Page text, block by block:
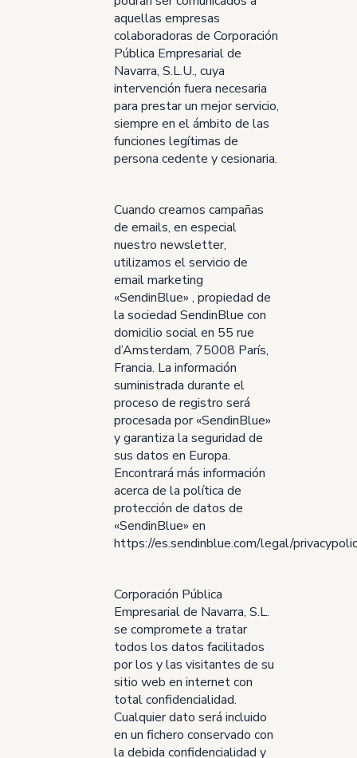
aquellas empresas
colaboradoras de Corporación
Pública Empresarial de
Navarra, S.L.U., cuya
intervención fuera necesaria
para prestar un mejor servicio,
siempre en el ámbito de las
funciones legítimas de
persona cedente y cesionaria.
Cuando creamos campañas
de emails, en especial
nuestro newsletter,
utilizamos el servicio de
email marketing
«SendinBlue» , propiedad de
la sociedad SendinBlue con
domicilio social en 55 rue
d’Amsterdam, 75008 París,
Francia. La información
suministrada durante el
proceso de registro será
procesada por «SendinBlue»
y garantiza la seguridad de
sus datos en Europa.
Encontrará más información
acerca de la política de
protección de datos de
«SendinBlue» en
https://es.sendinblue.com/legal/
Corporación Pública
Empresarial de Navarra, S.L.
se compromete a tratar
todos los datos facilitados
por los y las visitantes de su
sitio web en internet con
total confidencialidad.
Cualquier dato será incluido
en un fichero conservado con
la debida confidencialidad y